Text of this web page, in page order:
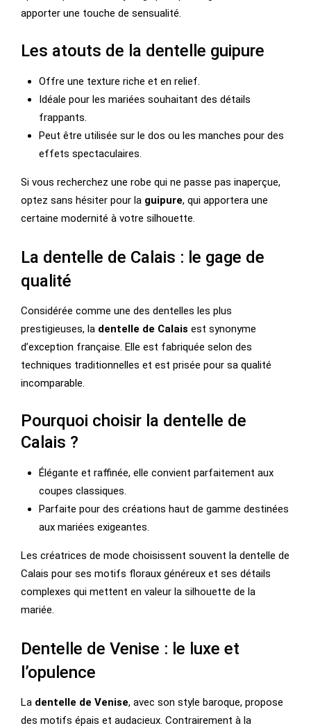
apporter une touche de sensualité.
Les atouts de la dentelle guipure
Offre une texture riche et en relief.
Idéale pour les mariées souhaitant des détails
frappants.
Peut être utilisée sur le dos ou les manches pour des
effets spectaculaires.
Si vous recherchez une robe qui ne passe pas inaperçue,
optez sans hésiter pour la guipure, qui apportera une
certaine modernité à votre silhouette.
La dentelle de Calais : le gage de
qualité
Considérée comme une des dentelles les plus
prestigieuses, la dentelle de Calais est synonyme
d’exception française. Elle est fabriquée selon des
techniques traditionnelles et est prisée pour sa qualité
incomparable.
Pourquoi choisir la dentelle de
Calais ?
Élégante et raffinée, elle convient parfaitement aux
coupes classiques.
Parfaite pour des créations haut de gamme destinées
aux mariées exigeantes.
Les créatrices de mode choisissent souvent la dentelle de
Calais pour ses motifs floraux généreux et ses détails
complexes qui mettent en valeur la silhouette de la
mariée.
Dentelle de Venise : le luxe et
l’opulence
La dentelle de Venise, avec son style baroque, propose
des motifs épais et audacieux. Contrairement à la